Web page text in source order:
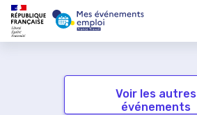
Voir les autres
événements